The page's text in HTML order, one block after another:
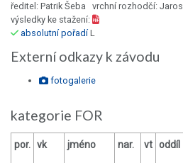
ředitel: Patrik Šeba vrchní rozhodčí:
výsledky ke stažení:
absolutní pořadíL
Externí odkazy k závodu
fotogalerie
kategorie FOR
por. vk jméno nar. vt oddíl